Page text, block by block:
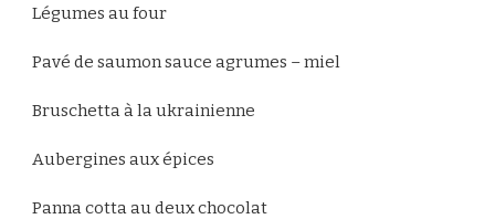
Légumes au four
Pavé de saumon sauce agrumes – miel
Bruschetta à la ukrainienne
Aubergines aux épices
Panna cotta au deux chocolat